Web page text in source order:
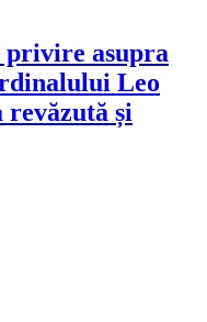
asupra
Leo
revăzută și